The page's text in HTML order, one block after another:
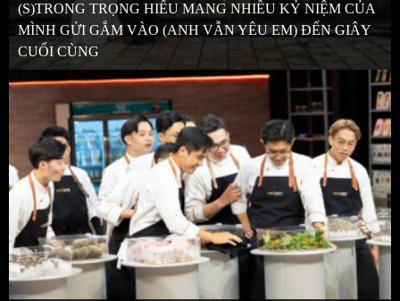
(S)TRONG TRỌNG HIẾU MANG NHIỀU KỶ NIỆM CỦA
MÌNH GỬI GẮM VÀO (ANH VẪN YÊU EM) ĐẾN GIÂY
CUỐI CÙNG